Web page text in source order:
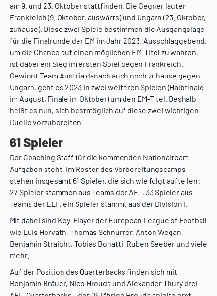
am 9. und 23. Oktober stattfinden. Die Gegner lauten
Frankreich (9. Oktober, auswärts) und Ungarn (23. Oktober,
zuhause). Diese zwei Spiele bestimmen die Ausgangslage
für die Finalrunde der EM im Jahr 2023. Ausschlaggebend,
um die Chance auf einen möglichen EM-Titel zu wahren,
ist dabei ein Sieg im ersten Spiel gegen Frankreich.
Gewinnt Team Austria danach auch noch zuhause gegen
Ungarn, geht es 2023 in zwei weiteren Spielen (Halbfinale
im August, Finale im Oktober) um den EM-Titel. Deshalb
heißt es nun, sich bestmöglich auf diese zwei wichtigen
Duelle vorzubereiten.
61 Spieler
Der Coaching Staff für die kommenden Nationalteam-
Aufgaben steht, im Roster des Vorbereitungscamps
stehen insgesamt 61 Spieler, die sich wie folgt aufteilen:
27 Spieler stammen aus Teams der AFL, 33 Spieler aus
Teams der ELF, ein Spieler stammt aus der Division I.
Mit dabei sind Key-Player der European League of Football
wie Luis Horvath, Thomas Schnurrer, Anton Wegan,
Benjamin Straight, Tobias Bonatti, Ruben Seeber und viele
mehr.
Auf der Position des Quarterbacks finden sich mit
Benjamin Bräuer, Nico Hrouda und Alexander Thury drei